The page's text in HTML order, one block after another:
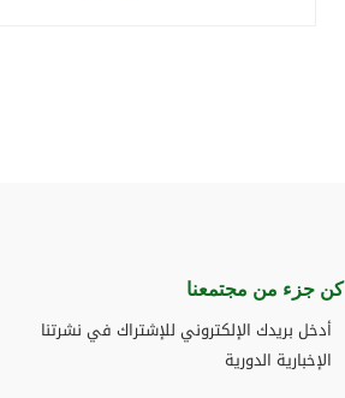
كن جزء من مجتمعنا​
أدخل بريدك الإلكتروني للإشتراك في نشرتنا
الإخبارية الدورية